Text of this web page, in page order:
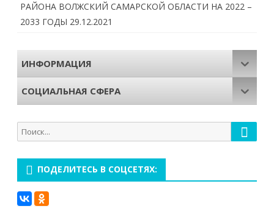
РАЙОНА ВОЛЖСКИЙ САМАРСКОЙ ОБЛАСТИ НА 2022 –
2033 ГОДЫ 29.12.2021
ИНФОРМАЦИЯ
СОЦИАЛЬНАЯ СФЕРА
Поиск
для:
Поиск
ПОДЕЛИТЕСЬ В СОЦСЕТЯХ: